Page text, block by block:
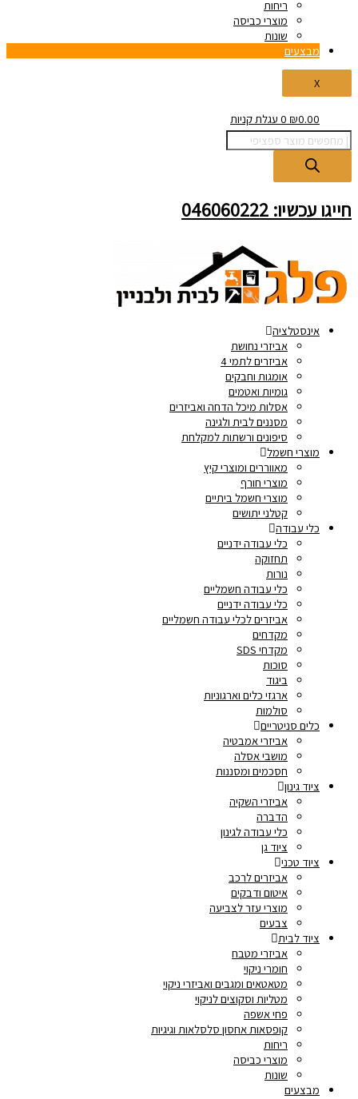
ריחות
מוצרי כביסה
שונות
מבצעים
X
₪0.00
0 עגלת קניות
חייגו עכשיו: 046060222
אינסטלציה
אביזרי נחושת
אביזרים לתמי 4
אומגות וחבקים
גומיות ואטמים
אסלות מיכל הדחה ואביזרים
מסננים לבית ולגינה
סיפונים ורשתות למקלחת
מוצרי חשמל
מאווררים ומוצרי קיץ
מוצרי חורף
מוצרי חשמל ביתיים
קטלני יתושים
כלי עבודה
כלי עבודה ידניים
תחזוקה
נורות
כלי עבודה חשמליים
כלי עבודה ידניים
אביזרים לכלי עבודה חשמליים
מקדחים
מקדחי SDS
סוכות
ביגוד
ארגזי כלים וארגוניות
סולמות
כלים סניטריים
אביזרי אמבטיה
מושבי אסלה
חסכמים ומסננות
ציוד גינון
אביזרי השקיה
הדברה
כלי עבודה לגינון
ציוד גן
ציוד טכני
אביזרים לרכב
איטום ודבקים
מוצרי עזר לצביעה
צבעים
ציוד לבית
אביזרי מטבח
חומרי ניקוי
מטאטאים ומגבים ואביזרי ניקוי
מטליות וסקוצים לניקוי
פחי אשפה
קופסאות אחסון סלסלאות וגיגיות
ריחות
מוצרי כביסה
שונות
מבצעים